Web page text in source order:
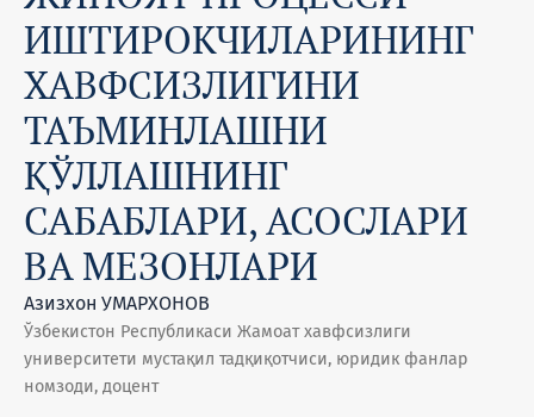
ИШТИРОКЧИЛАРИНИНГ
ХАВФСИЗЛИГИНИ
ТАЪМИНЛАШНИ
ҚЎЛЛАШНИНГ
САБАБЛАРИ, АСОСЛАРИ
ВА МЕЗОНЛАРИ
Азизхон УМАРХОНОВ
Ўзбекистон Республикаси Жамоат хавфсизлиги
университети мустақил тадқиқотчиси, юридик фанлар
номзоди, доцент